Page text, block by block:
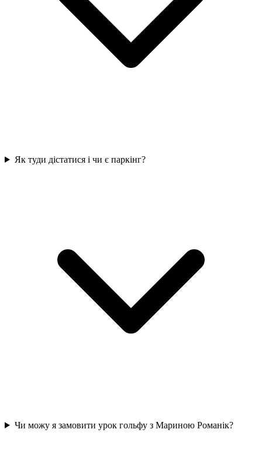
Як туди дістатися і чи є паркінг?
Чи можу я замовити урок гольфу з Мариною Романік?